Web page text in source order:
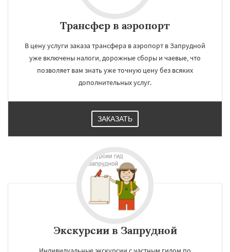
Трансфер в аэропорт
В цену услуги заказа трансфера в аэропорт в Запрудной
уже включены налоги, дорожные сборы и чаевые, что
позволяет вам знать уже точную цену без всяких
дополнительных услуг.
ЗАКАЗАТЬ
Экскурсии в Запрудной